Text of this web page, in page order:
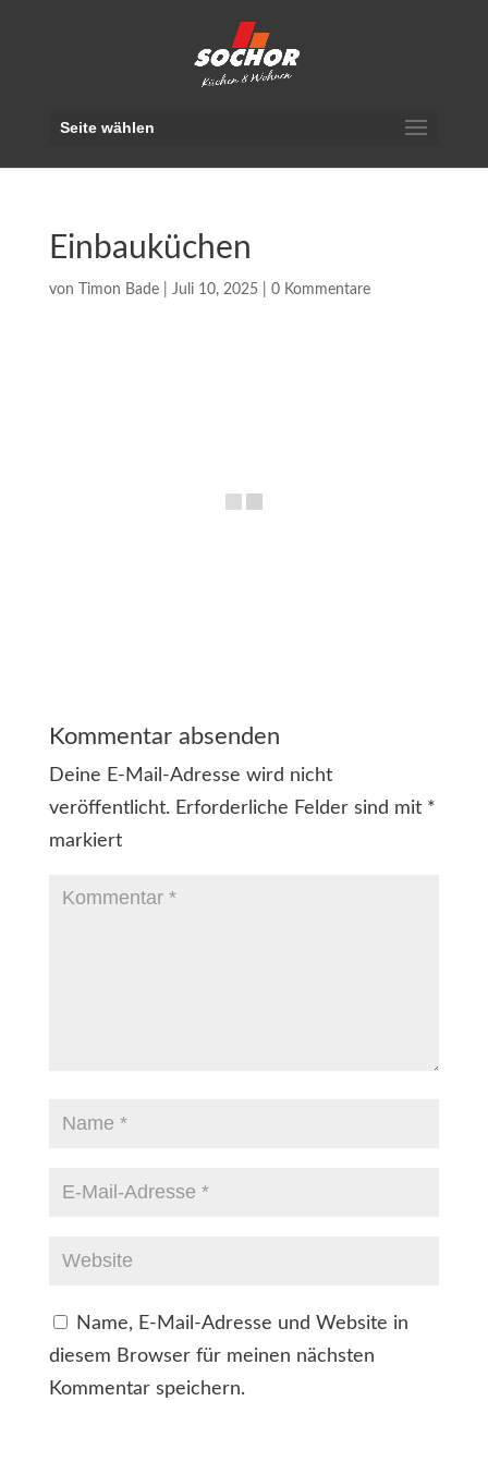
Seite wählen
Einbauküchen
von Timon Bade| Juli 10, 2025| 0 Kommentare
Kommentar absenden
Deine E-Mail-Adresse wird nicht
veröffentlicht. Erforderliche Felder sind mit *
markiert
Name, E-Mail-Adresse und Website in
diesem Browser für meinen nächsten
Kommentar speichern.